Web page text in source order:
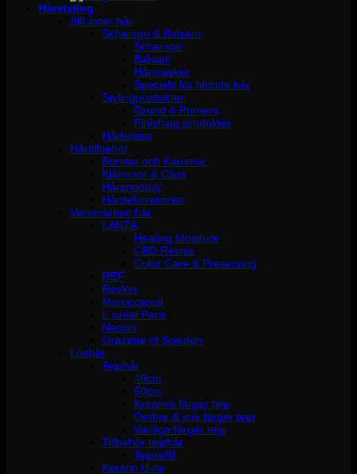
Hårstyling
Allt inom hår
Schampo & Balsam
Schampo
Balsam
Hårmasker
Speciellt för blonda hår
Stylingprodukter
Grund & Primers
Finishing produkter
Hårbotten
Hårtillbehör
Borstar och Kammar
Klämmor & Clips
Hårsnoddar
Hårdekorationer
Varumärken hår
LANZA
Healing Moisture
CBD Revive
Color Care & Preserving
REF
Revlon
Moroccanoil
L´oréal Paris
Neccin
Grazette of Sweden
Löshår
Tejphår
40cm
60cm
Kreativa färger tejp
Ombre & mix färger tejp
Vanliga färger tejp
Tillbehör tejphår
Tejprefill
Keratin U-tip